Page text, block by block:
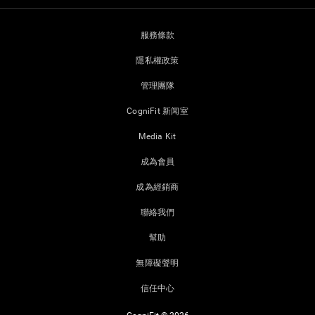
服務條款
隱私權政策
管理團隊
CogniFit 新闻室
Media Kit
成為會員
成為經銷商
聯絡我們
幫助
無障礙聲明
信任中心